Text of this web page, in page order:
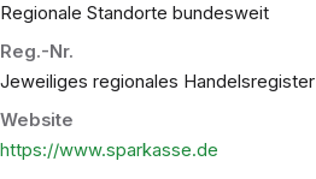
Regionale Standorte bundesweit
Reg.-Nr.
Jeweiliges regionales Handelsregister
Website
https://www.sparkasse.de